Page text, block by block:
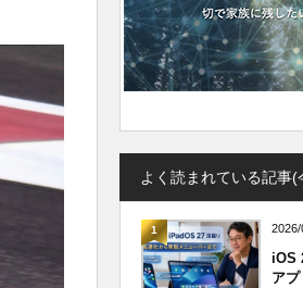
よく読まれている記事(
1
iOS
ア